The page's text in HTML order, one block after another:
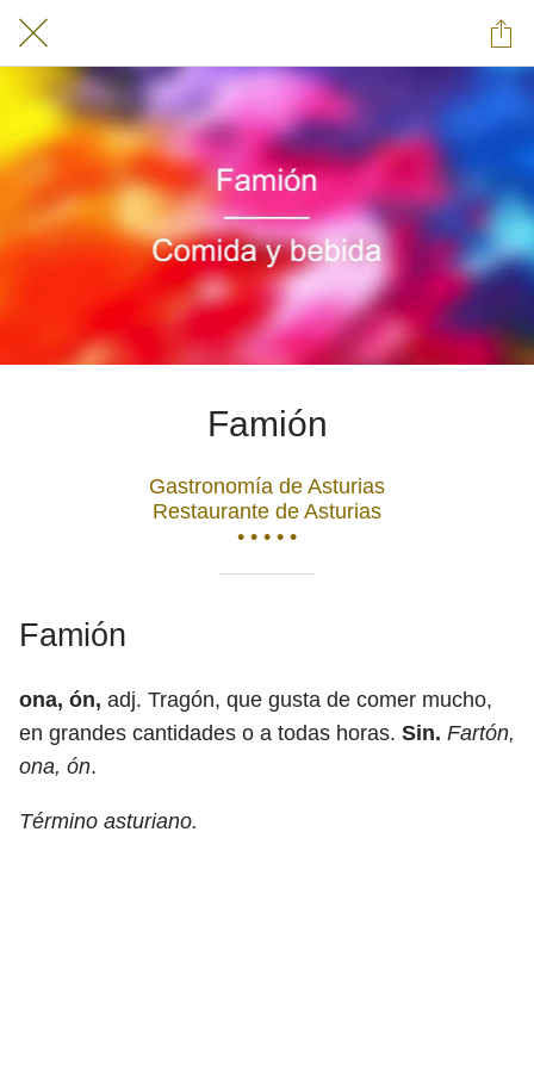
Famión
Gastronomía de Asturias
Restaurante de Asturias
• • • • •
Famión
ona, ón, adj. Tragón, que gusta de comer mucho,
en grandes cantidades o a todas horas. Sin. Fartón,
ona, ón.
Término asturiano.